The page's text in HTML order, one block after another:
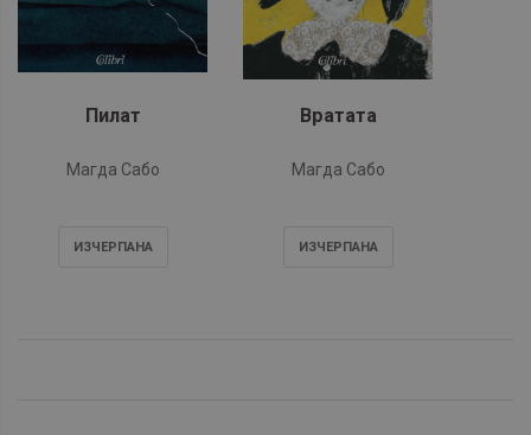
Пилат
Магда Сабо
ИЗЧЕРПАНA
Вратата
Магда Сабо
ИЗЧЕРПАНA